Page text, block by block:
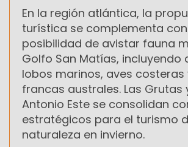
En la región atlántica, la
turística se complementa
posibilidad de avistar fauna
Golfo San Matías, incluyendo
lobos marinos, aves costeras
francas australes. Las Grutas
Antonio Este se consolidan
estratégicos para el turismo
naturaleza en invierno.